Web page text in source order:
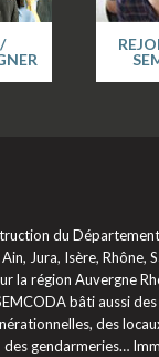
du
Jura, Isère, Rhône,
la région Auvergne
bâti aussi
des
gendarmeries…